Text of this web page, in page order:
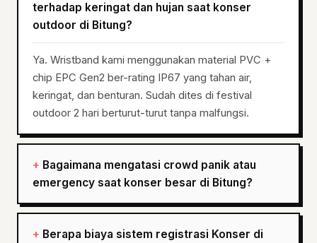
terhadap keringat dan hujan saat konser
outdoor di Bitung?
Ya. Wristband kami menggunakan material PVC +
chip EPC Gen2 ber-rating IP67 yang tahan air,
keringat, dan benturan. Sudah dites di festival
outdoor 2 hari berturut-turut tanpa malfungsi.
Bagaimana mengatasi crowd panik atau
emergency saat konser besar di Bitung?
Berapa biaya sistem registrasi Konser di